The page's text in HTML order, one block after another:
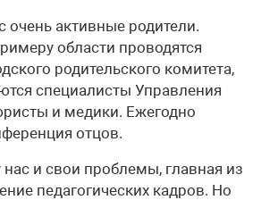
очень активные родители.
области проводятся
родительского комитета,
специалисты Управления
и медики. Ежегодно
отцов.
нас и свои проблемы, главная из
педагогических кадров. Но